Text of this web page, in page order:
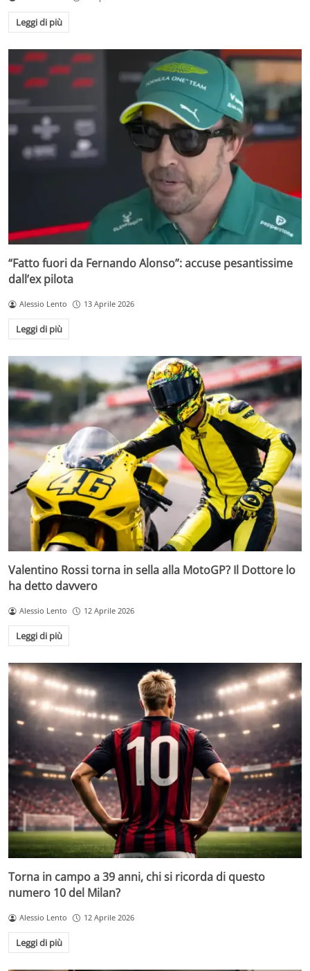
Leggi di più
“Fatto fuori da Fernando Alonso”: accuse pesantissime
dall’ex pilota
Alessio Lento 13 Aprile 2026
Leggi di più
Valentino Rossi torna in sella alla MotoGP? Il Dottore lo
ha detto davvero
Alessio Lento 12 Aprile 2026
Leggi di più
Torna in campo a 39 anni, chi si ricorda di questo
numero 10 del Milan?
Alessio Lento 12 Aprile 2026
Leggi di più